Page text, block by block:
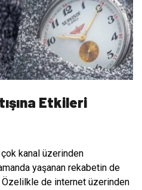
Etkileri
çok kanal üzerinden
yaşanan rekabetin de
Özelilkle de internet üzerinden